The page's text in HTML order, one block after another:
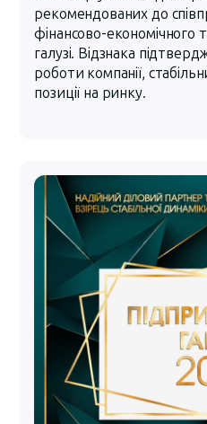
рекомендованих до
фінансово-економічного
галузі. Відзнака
роботи компанії,
позиції на ринку.